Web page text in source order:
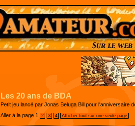
Les 20 ans de BDA
Petit jeu lancé par Jonas Beluga Bill pour l'anniversaire
Aller à la page 1 2 3 4 Afficher tout sur une seule page